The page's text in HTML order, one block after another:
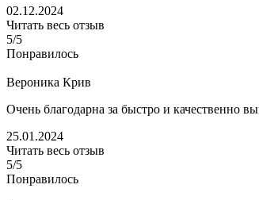
02.12.2024
Читать весь отзыв
5/5
Понравилось
Вероника Крив
Очень благодарна за быстро и качественно
25.01.2024
Читать весь отзыв
5/5
Понравилось